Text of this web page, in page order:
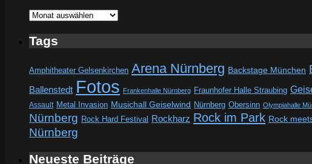
Archive
Tags
Amphitheater Gelsenkirchen Arena Nürnberg Backstage München
Ballenstedt Fotos Frankenhalle Nürnberg Fraunhofer Halle Straubing
Assault Metal Invasion Musichall Geiselwind Nürnberg Obersinn Olympiahalle
Nürnberg Rock Hard Festival Rockharz Rock im Park Rock
Nürnberg
Neueste Beiträge